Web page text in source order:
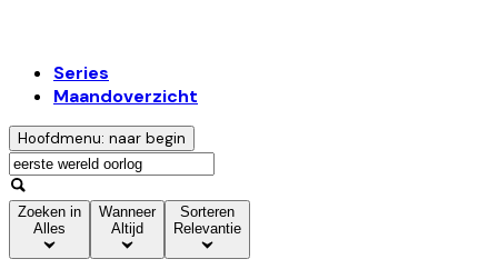
Series
Maandoverzicht
Hoofdmenu: naar begin
Zoeken in
Alles
Wanneer
Altijd
Sorteren
Relevantie